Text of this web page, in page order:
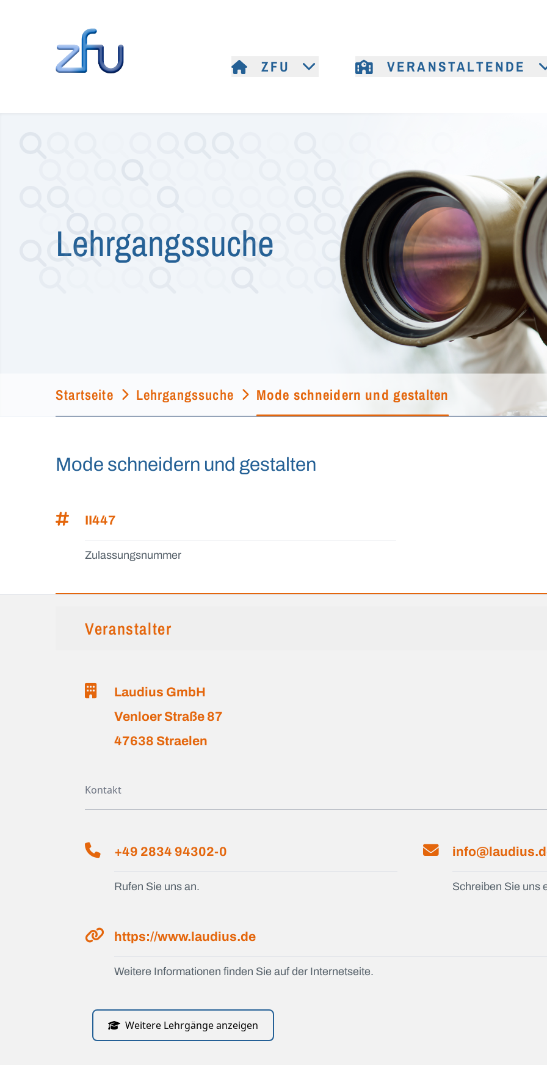
ZFU VERANSTALTENDE
Lehrgangssuche
Startseite Lehrgangssuche Mode schneidern und gestalten
Mode schneidern und gestalten
II447
Zulassungsnummer
Veranstalter
Laudius GmbH
Venloer Straße 87
47638 Straelen
Kontakt
+49 2834 94302-0
Rufen Sie uns an. Schreiben Sie uns
https://www.laudius.de
Weitere Informationen finden Sie auf der Internetseite.
Weitere Lehrgänge anzeigen